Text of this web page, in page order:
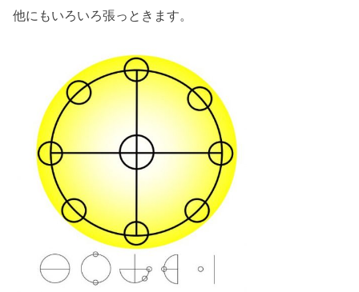
他にもいろいろ張っときます。